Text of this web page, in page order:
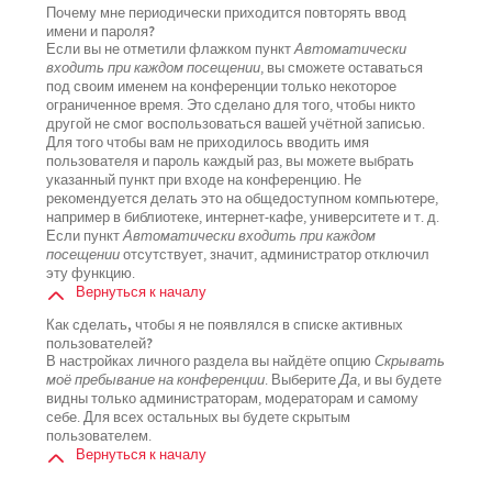
Почему мне периодически приходится повторять ввод
имени и пароля?
Если вы не отметили флажком пунктАвтоматически
входить при каждом посещении, вы сможете оставаться
под своим именем на конференции только некоторое
ограниченное время. Это сделано для того, чтобы никто
другой не смог воспользоваться вашей учётной записью.
Для того чтобы вам не приходилось вводить имя
пользователя и пароль каждый раз, вы можете выбрать
указанный пункт при входе на конференцию. Не
рекомендуется делать это на общедоступном компьютере,
например в библиотеке, интернет-кафе, университете и т. д.
Если пунктАвтоматически входить при каждом
посещенииотсутствует, значит, администратор отключил
эту функцию.
Вернуться к началу
Как сделать, чтобы я не появлялся в списке активных
пользователей?
В настройках личного раздела вы найдёте опциюСкрывать
моё пребывание на конференции. ВыберитеДа, и вы будете
видны только администраторам, модераторам и самому
себе. Для всех остальных вы будете скрытым
пользователем.
Вернуться к началу